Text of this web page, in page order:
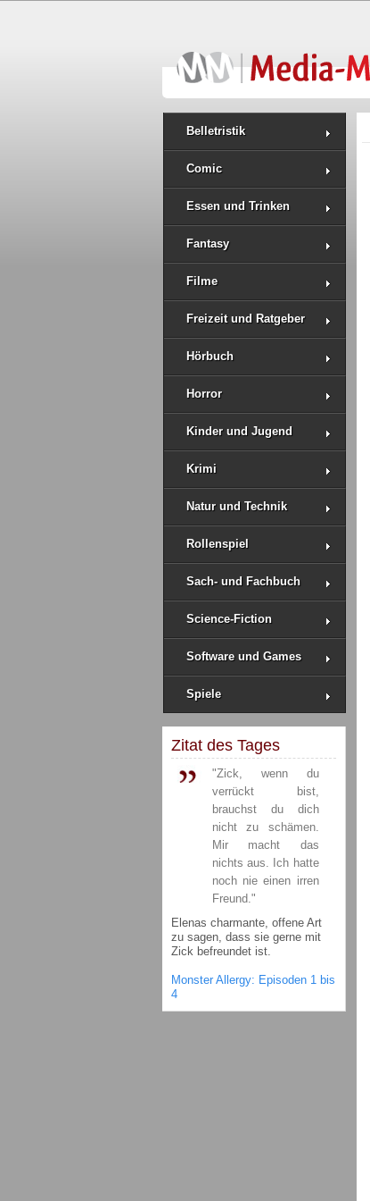
Belletristik
Comic
Essen und Trinken
Fantasy
Filme
Freizeit und Ratgeber
Hörbuch
Horror
Kinder und Jugend
Krimi
Natur und Technik
Rollenspiel
Sach- und Fachbuch
Science-Fiction
Software und Games
Spiele
Zitat des Tages
"Zick, wenn du
verrückt bist,
brauchst du dich
nicht zu schämen.
Mir macht das
nichts aus. Ich hatte
noch nie einen irren
Freund."
Elenas charmante, offene Art
zu sagen, dass sie gerne mit
Zick befreundet ist.
Monster Allergy: Episoden 1 bis
4